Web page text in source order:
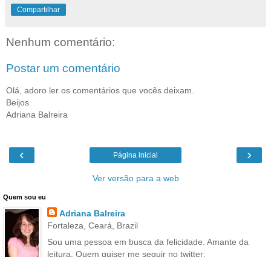
Compartilhar
Nenhum comentário:
Postar um comentário
Olá, adoro ler os comentários que vocês deixam.
Beijos
Adriana Balreira
‹ ›
Página inicial
Ver versão para a web
Quem sou eu
Adriana Balreira
Fortaleza, Ceará, Brazil
Sou uma pessoa em busca da felicidade. Amante da
leitura. Quem quiser me seguir no twitter: